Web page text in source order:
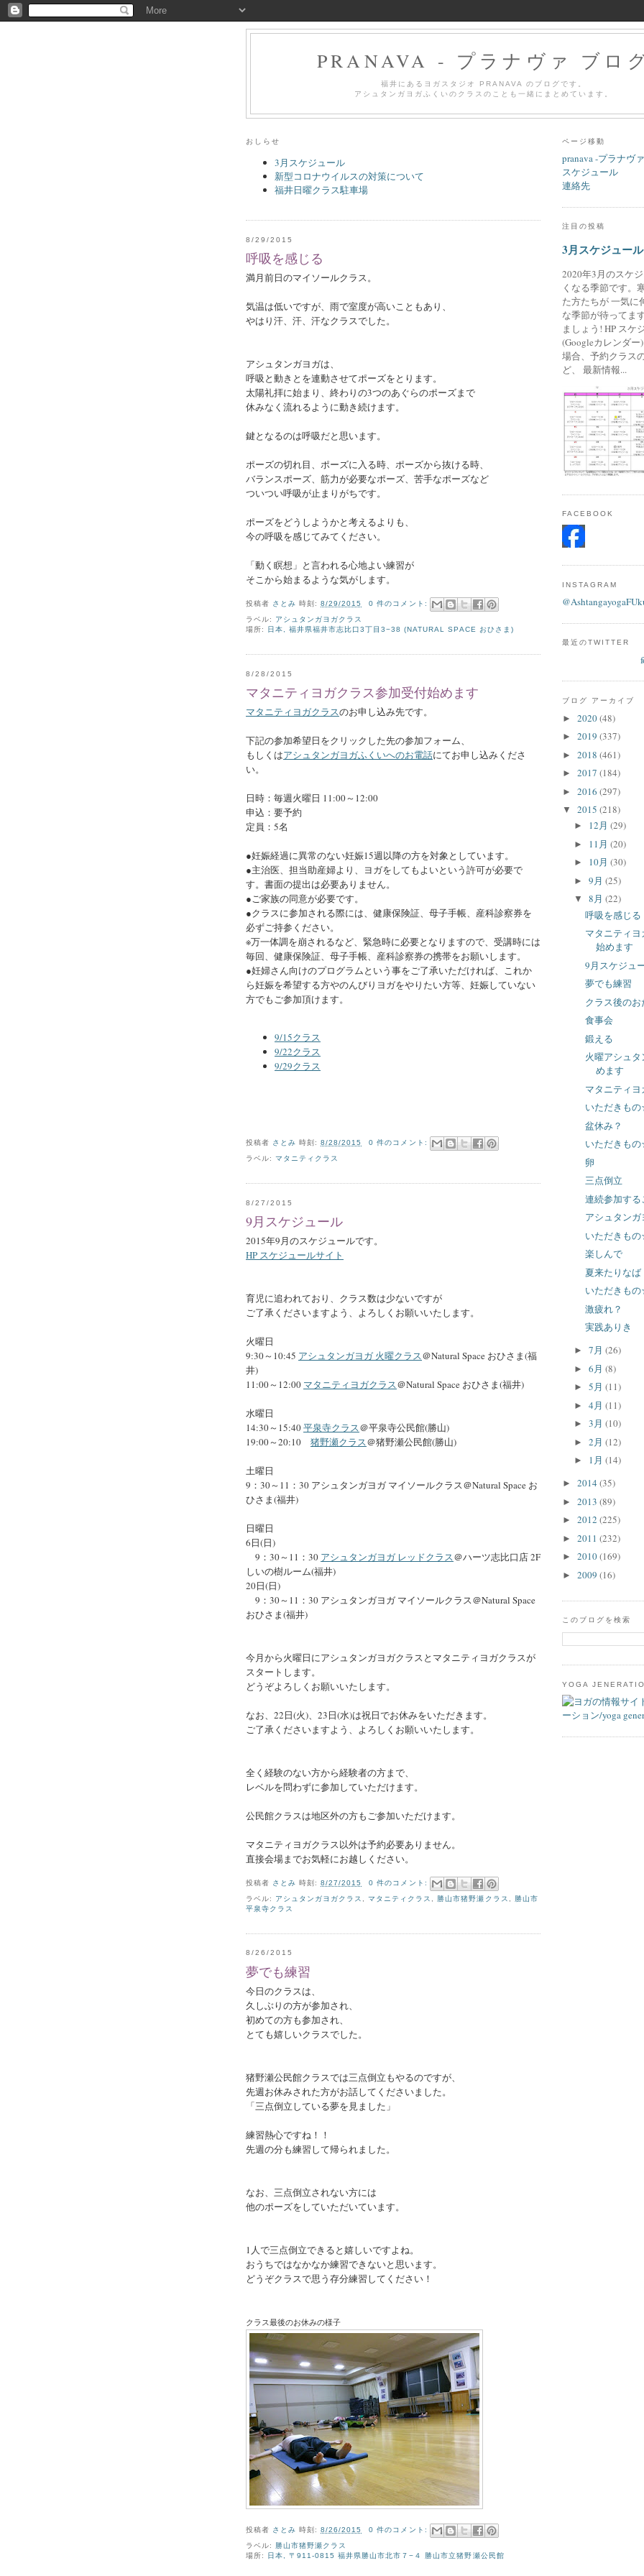
PRANAVA - プラナヴァ ブロ
福井にあるヨガスタジオ PRANAVA のブログです。
アシュタンガヨガふくいのクラスのことも一緒にまとめています。
おしらせ
3月スケジュール
新型コロナウイルスの対策について
福井日曜クラス駐車場
8/29/2015
呼吸を感じる
満月前日のマイソールクラス。
気温は低いですが、雨で室度が高いこともあり、
やはり汗、汗、汗なクラスでした。
アシュタンガヨガは、
呼吸と動きとを連動させてポーズをとります。
太陽礼拝に始まり、終わりの3つのあぐらのポーズまで
休みなく流れるように動き続けます。
鍵となるのは呼吸だと思います。
ポーズの切れ目、ポーズに入る時、ポーズから抜ける時、
バランスポーズ、筋力が必要なポーズ、苦手なポーズなど
ついつい呼吸が止まりがちです。
ポーズをどうしようかと考えるよりも、
今の呼吸を感じてみてください。
「動く瞑想」と言われる心地よい練習が
そこから始まるような気がします。
投稿者 さとみ 時刻:8/29/2015
0 件のコメント:
ラベル: アシュタンガヨガクラス
場所: 日本, 福井県福井市志比口3丁目3−38 (NATURAL SPACE おひさま)
8/28/2015
マタニティヨガクラス参加受付始めます
マタニティヨガクラスのお申し込み先です。
下記の参加希望日をクリックした先の参加フォーム、
もしくはアシュタンガヨガふくいへのお電話にてお申し込みくださ
い。
日時：毎週火曜日 11:00～12:00
申込：要予約
定員：5名
●妊娠経過に異常のない妊娠15週以降の方を対象としています。
●主治医、担当助産婦より、ヨガをしてもよいという許可が必要で
す。書面の提出は必要ありません。
●ご家族の同意が必要です。
●クラスに参加される際には、健康保険証、母子手帳、産科診察券を
必ずご持参ください。
※万一体調を崩されるなど、緊急時に必要となりますので、受講時には
毎回、健康保険証、母子手帳、産科診察券の携帯をお願いします。
●妊婦さん向けのプログラムという事をご了承いただければ、これか
ら妊娠を希望する方やのんびりヨガをやりたい方等、妊娠していない
方でもご参加頂けます。
9/15クラス
9/22クラス
9/29クラス
投稿者 さとみ 時刻:8/28/2015
0 件のコメント:
ラベル:マタニティクラス
8/27/2015
9月スケジュール
2015年9月のスケジュールです。
HP スケジュールサイト
育児に追われており、クラス数は少ないですが
ご了承くださいますよう、よろしくお願いいたします。
火曜日
9:30～10:45 アシュタンガヨガ 火曜クラス＠Natural Space おひさま(福
井)
11:00～12:00 マタニティヨガクラス＠Natural Space おひさま(福井)
水曜日
14:30～15:40平泉寺クラス＠平泉寺公民館(勝山)
19:00～20:10 猪野瀬クラス＠猪野瀬公民館(勝山)
土曜日
9：30～11：30 アシュタンガヨガ マイソールクラス＠Natural Space お
ひさま(福井)
日曜日
6日(日)
9：30～11：30 アシュタンガヨガ レッドクラス＠ハーツ志比口店 2F
しいの樹ルーム(福井)
20日(日)
9：30～11：30 アシュタンガヨガ マイソールクラス＠Natural Space
おひさま(福井)
今月から火曜日にアシュタンガヨガクラスとマタニティヨガクラスが
スタートします。
どうぞよろしくお願いいたします。
なお、22日(火)、23日(水)は祝日でお休みをいただきます。
ご了承くださいますよう、よろしくお願いいたします。
全く経験のない方から経験者の方まで、
レベルを問わずに参加していただけます。
公民館クラスは地区外の方もご参加いただけます。
マタニティヨガクラス以外は予約必要ありません。
直接会場までお気軽にお越しください。
投稿者 さとみ 時刻:8/27/2015
0 件のコメント:
ラベル: アシュタンガヨガクラス ,マタニティクラス 勝山市猪野瀬クラス
勝山市
平泉寺クラス
8/26/2015
夢でも練習
今日のクラスは、
久しぶりの方が参加され、
初めての方も参加され、
とても嬉しいクラスでした。
猪野瀬公民館クラスでは三点倒立もやるのですが、
先週お休みされた方がお話してくださいました。
「三点倒立している夢を見ました」
練習熱心ですね！！
先週の分も練習して帰られました。
なお、三点倒立されない方には
他のポーズをしていただいています。
1人で三点倒立できると嬉しいですよね。
おうちではなかなか練習できないと思います。
どうぞクラスで思う存分練習してください！
クラス最後のお休みの様子
投稿者 さとみ 時刻:8/26/2015
0 件のコメント:
ラベル:
勝山市猪野瀬クラス
場所: 日本, 〒911-0815 福井県勝山市北市７−４ 勝山市立猪野瀬公民館
ページ移動
pranava -プラナヴァ
スケジュール
連絡先
注目の投稿
3月スケジュール
2020年3月のスケ
くなる季節です。
た方たちが 一気に
な季節が待ってま
ましょう! HP スケ
(Googleカレンダ
場合、予約クラス
ど、 最新情報...
FACEBOOK
INSTAGRAM
最近のTWITTER
ブログ アーカイブ
► 2020(48)
► 2019 (337)
► 2018 (461)
► 2017 (184)
► 2016 (297)
▼ 2015 (218)
► 12月 (29)
► 11月 (20)
► 10月 (30)
► 9月 (25)
▼ 8月 (22)
呼吸を感じる
マタニティ
始めます
9月スケジュ
夢でも練習
クラス後の
食事会
鍛える
火曜アシュ
めます
マタニティ
いただきも
盆休み？
いただきも
卵
三点倒立
連続参加す
アシュタン
いただきも
楽しんで
夏来たりなば
いただきも
激疲れ？
実践ありき
► 7月 (26)
► 6月 (8)
► 5月 (11)
► 4月 (11)
► 3月 (10)
► 2月 (12)
► 1月 (14)
► 2014 (35)
► 2013 (89)
► 2012 (225)
► 2011 (232)
► 2010(169)
► 2009 (16)
このブログを検索
YOGA